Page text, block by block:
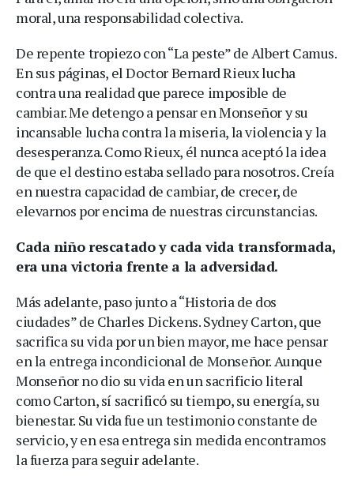
moral, una responsabilidad colectiva.
De repente tropiezo con “La peste” de Albert Camus.
En sus páginas, el Doctor Bernard Rieux lucha
contra una realidad que parece imposible de
cambiar. Me detengo a pensar en Monseñor y su
incansable lucha contra la miseria, la violencia y la
desesperanza. Como Rieux, él nunca aceptó la idea
de que el destino estaba sellado para nosotros. Creía
en nuestra capacidad de cambiar, de crecer, de
elevarnos por encima de nuestras circunstancias.
Cada niño rescatado y cada vida transformada,
era una victoria frente a la adversidad.
Más adelante, paso junto a “Historia de dos
ciudades” de Charles Dickens. Sydney Carton, que
sacrifica su vida por un bien mayor, me hace pensar
en la entrega incondicional de Monseñor. Aunque
Monseñor no dio su vida en un sacrificio literal
como Carton, sí sacrificó su tiempo, su energía, su
bienestar. Su vida fue un testimonio constante de
servicio, y en esa entrega sin medida encontramos
la fuerza para seguir adelante.